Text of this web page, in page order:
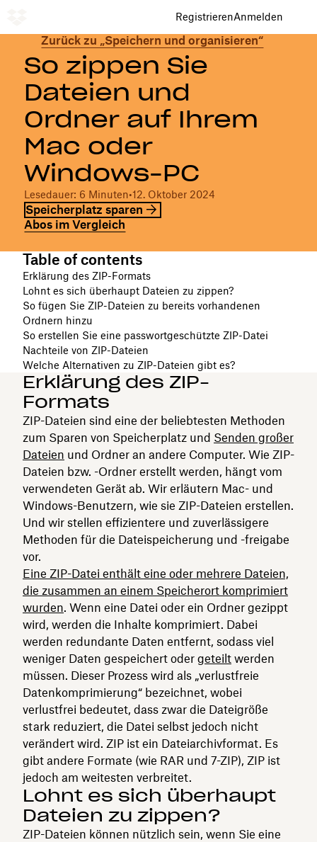
RegistrierenAnmelden
Zurück zu „Speichern und organisieren“
So zippen Sie
Dateien und
Ordner auf Ihrem
Mac oder
Windows-PC
Lesedauer: 6 Minuten•12. Oktober 2024
Speicherplatz sparen
Abos im Vergleich
Table of contents
Erklärung des ZIP-Formats
Lohnt es sich überhaupt Dateien zu zippen?
So fügen Sie ZIP-Dateien zu bereits vorhandenen
Ordnern hinzu
So erstellen Sie eine passwortgeschützte ZIP-Datei
Nachteile von ZIP-Dateien
Welche Alternativen zu ZIP-Dateien gibt es?
Erklärung des ZIP-
Formats
ZIP-Dateien sind eine der beliebtesten Methoden
zum Sparen von Speicherplatz und Senden großer
Dateien und Ordner an andere Computer. Wie ZIP-
Dateien bzw. -Ordner erstellt werden, hängt vom
verwendeten Gerät ab. Wir erläutern Mac- und
Windows-Benutzern, wie sie ZIP-Dateien erstellen.
Und wir stellen effizientere und zuverlässigere
Methoden für die Dateispeicherung und -freigabe
vor.
Eine ZIP-Datei enthält eine oder mehrere Dateien,
die zusammen an einem Speicherort komprimiert
wurden. Wenn eine Datei oder ein Ordner gezippt
wird, werden die Inhalte komprimiert. Dabei
werden redundante Daten entfernt, sodass viel
weniger Daten gespeichert oder geteilt werden
müssen. Dieser Prozess wird als „verlustfreie
Datenkomprimierung“ bezeichnet, wobei
verlustfrei bedeutet, dass zwar die Dateigröße
stark reduziert, die Datei selbst jedoch nicht
verändert wird. ZIP ist ein Dateiarchivformat. Es
gibt andere Formate (wie RAR und 7-ZIP), ZIP ist
jedoch am weitesten verbreitet.
Lohnt es sich überhaupt
Dateien zu zippen?
ZIP-Dateien können nützlich sein, wenn Sie eine